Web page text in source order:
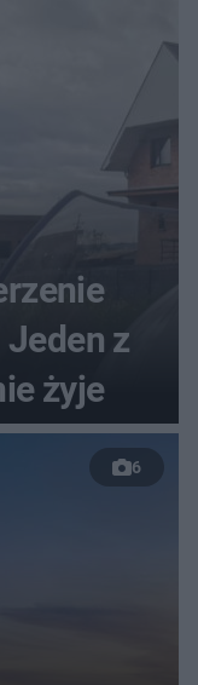
z
żyje
6